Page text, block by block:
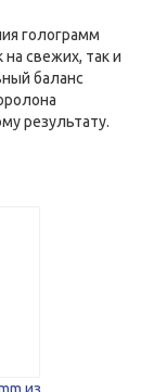
голограмм
свежих, так и
баланс
результату.